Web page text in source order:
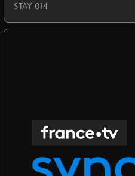
STAY 014